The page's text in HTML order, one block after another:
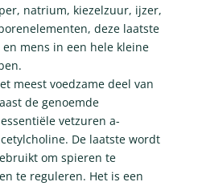
natrium, kiezelzuur, ijzer,
deze laatste
mens in een hele kleine
meest voedzame deel van
de genoemde
vetzuren a-
De laatste wordt
om spieren te
te reguleren. Het is een